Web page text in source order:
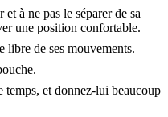
à ne pas le séparer de sa
une position confortable.
libre de ses mouvements.
temps, et donnez-lui beaucoup